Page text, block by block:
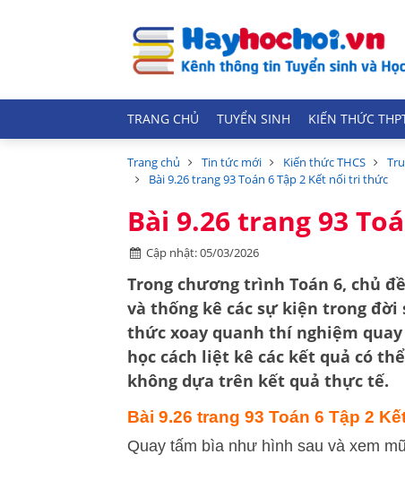
TRANG CHỦ TUYỂN SINH KIẾN THỨC
Trang chủ Tin tức mới Kiến thức THCS
Bài 9.26 trang 93 Toán 6 Tập 2 Kết nối tri thức
Bài 9.26 trang 93
Cập nhật: 05/03/2026
Trong chương trình Toán 6, chủ
và thống kê các sự kiện trong đời
thức xoay quanh thí nghiệm
học cách liệt kê các kết quả có
không dựa trên kết quả thực tế.
Bài 9.26 trang 93 Toán 6 Tập 2
Quay tấm bìa như hình sau và xem